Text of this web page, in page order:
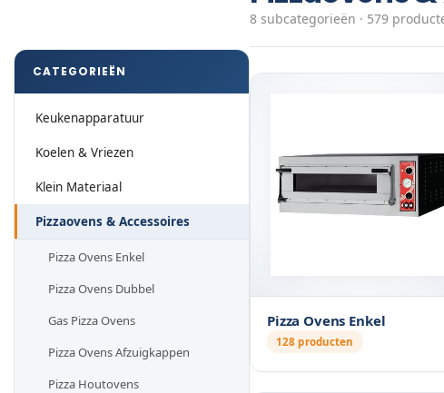
CATEGORIEËN
Keukenapparatuur
Koelen & Vriezen
Klein Materiaal
Pizzaovens & Accessoires
Pizza Ovens Enkel
Pizza Ovens Dubbel
Gas Pizza Ovens
Pizza Ovens Afzuigkappen
Pizza Houtovens
8 subcategorieën · 579
Pizza Ovens Enkel
128 producten